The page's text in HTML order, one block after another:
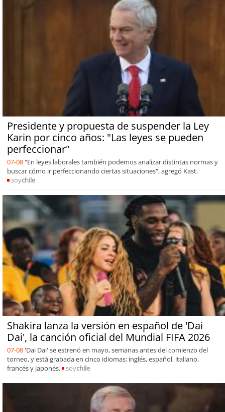
Presidente y propuesta de suspender la Ley
Karin por cinco años: "Las leyes se pueden
perfeccionar"
07-08 "En leyes laborales también podemos analizar distintas normas y
buscar cómo ir perfeccionando ciertas situaciones", agregó Kast.
soychile
Shakira lanza la versión en español de 'Dai
Dai', la canción oficial del Mundial FIFA 2026
07-08 'Dai Dai' se estrenó en mayo, semanas antes del comienzo del
torneo, y está grabada en cinco idiomas: inglés, español, italiano,
francés y japonés.
soychile